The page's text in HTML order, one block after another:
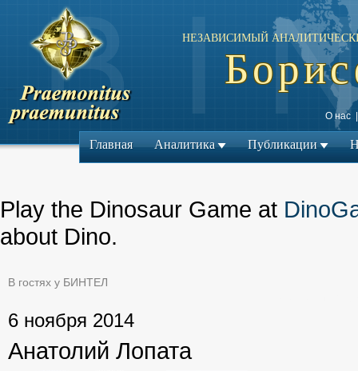
НЕЗАВИСИМЫЙ
О нас
Главная Аналитика Публикации
Play the Dinosaur Game at
about Dino.
В гостях у БИНТЕЛ
6 ноября 2014
Анатолий Лопата